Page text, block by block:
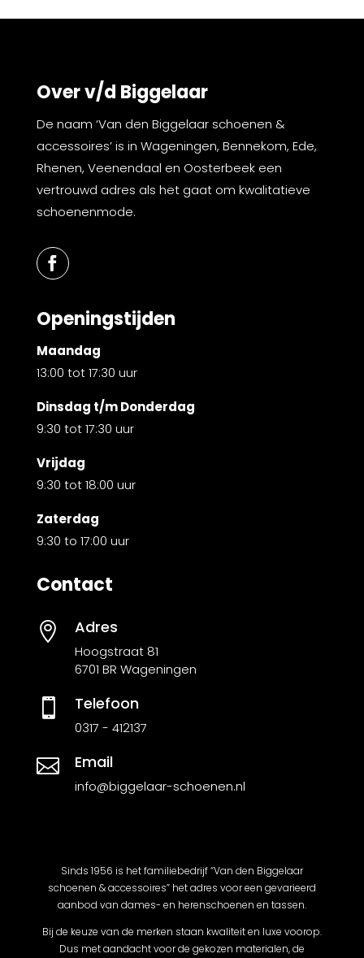
Over v/d Biggelaar
De naam ‘Van den Biggelaar schoenen &
accessoires’ is in Wageningen, Bennekom, Ede,
Rhenen, Veenendaal en Oosterbeek een
vertrouwd adres als het gaat om kwalitatieve
schoenenmode.
Openingstijden
Maandag
13:00 tot 17:30 uur
Dinsdag t/m Donderdag
9:30 tot 17:30 uur
Vrijdag
9:30 tot 18:00 uur
Zaterdag
9:30 to 17:00 uur
Contact
 Adres
Hoogstraat 81
6701 BR Wageningen
 Telefoon
0317 - 412137
 Email
info@biggelaar-schoenen.nl
Sinds 1956 is het familiebedrijf “Van den Biggelaar
schoenen & accessoires” het adres voor een gevarieerd
aanbod van dames- en herenschoenen en tassen.
Bij de keuze van de merken staan kwaliteit en luxe voorop.
Dus met aandacht voor de gekozen materialen, de